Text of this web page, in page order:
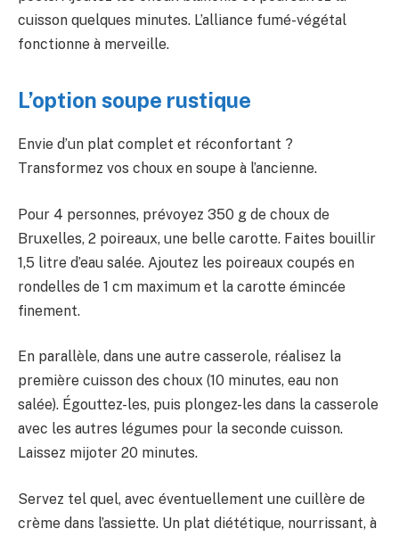
cuisson quelques minutes. L’alliance fumé-végétal
fonctionne à merveille.
L’option soupe rustique
Envie d’un plat complet et réconfortant ?
Transformez vos choux en soupe à l’ancienne.
Pour 4 personnes, prévoyez 350 g de choux de
Bruxelles, 2 poireaux, une belle carotte. Faites bouillir
1,5 litre d’eau salée. Ajoutez les poireaux coupés en
rondelles de 1 cm maximum et la carotte émincée
finement.
En parallèle, dans une autre casserole, réalisez la
première cuisson des choux (10 minutes, eau non
salée). Égouttez-les, puis plongez-les dans la casserole
avec les autres légumes pour la seconde cuisson.
Laissez mijoter 20 minutes.
Servez tel quel, avec éventuellement une cuillère de
crème dans l’assiette. Un plat diététique, nourrissant, à